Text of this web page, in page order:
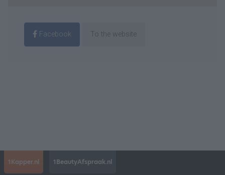
Facebook To the website
1Kapper.nl 1BeautyAfspraak.nl